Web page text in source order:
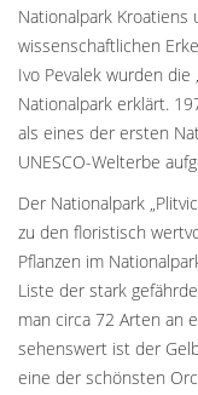
Nationalpark Kroatiens
wissenschaftlichen
Ivo Pevalek wurden die
Nationalpark erklärt.
als eines der ersten
UNESCO-Welterbe
Der Nationalpark
zu den floristisch
Pflanzen im
Liste der stark
man circa 72 Arten an
sehenswert ist der
eine der schönsten